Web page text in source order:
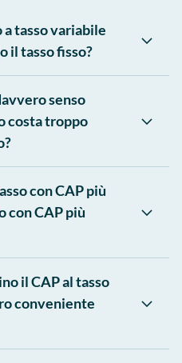
tasso variabile
il tasso fisso?
senso
costa troppo
con CAP più
con CAP più
il CAP al tasso
conveniente